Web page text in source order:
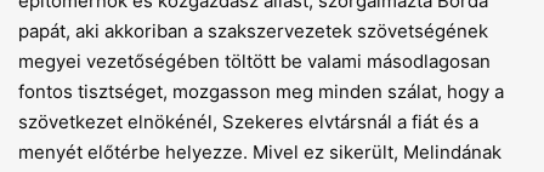
papát, aki akkoriban a szakszervezetek szövetségének
megyei vezetőségében töltött be valami másodlagosan
fontos tisztséget, mozgasson meg minden szálat, hogy a
szövetkezet elnökénél, Szekeres elvtársnál a fiát és a
menyét előtérbe helyezze. Mivel ez sikerült, Melindának